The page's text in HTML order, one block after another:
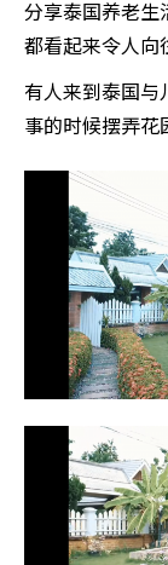
分享泰国养老生
都看起来令人向
有人来到泰国与
事的时候摆弄花